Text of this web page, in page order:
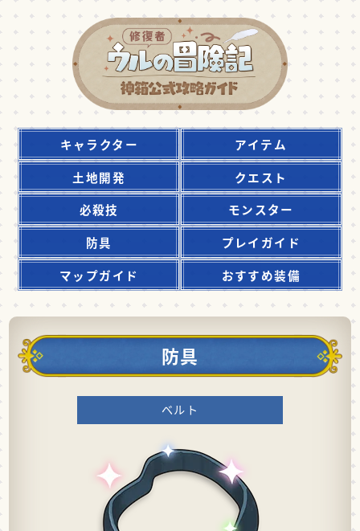
キャラクター
アイテム
土地開発
クエスト
必殺技
モンスター
防具
プレイガイド
マップガイド
おすすめ装備
防具
ベルト